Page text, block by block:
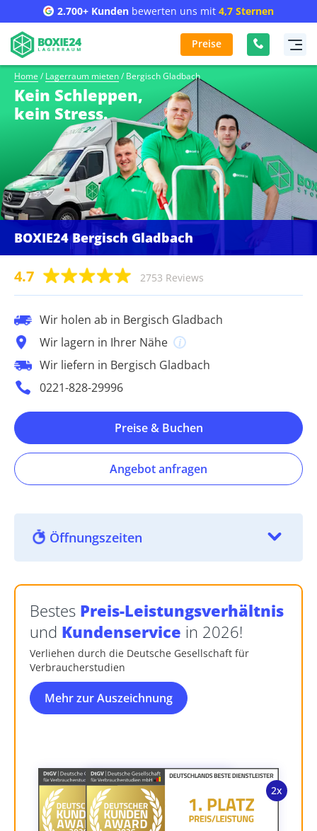
2.700+ Kunden bewerten uns mit 4,7 Sternen
Preise
Home / Lagerraum mieten/ Bergisch Gladbach
Kein Schleppen,
kein Stress.
BOXIE24 Bergisch Gladbach
4.7 2753 Reviews
Wir holen ab in Bergisch Gladbach
Wir lagern in Ihrer Nähe
Wir liefern in Bergisch Gladbach
0221-828-29996
Preise & Buchen
Angebot anfragen
Öffnungszeiten
Bestes Preis-Leistungsverhältnis
und Kundenservice in 2026!
Verliehen durch die Deutsche Gesellschaft für
Verbraucherstudien
Mehr zur Auszeichnung